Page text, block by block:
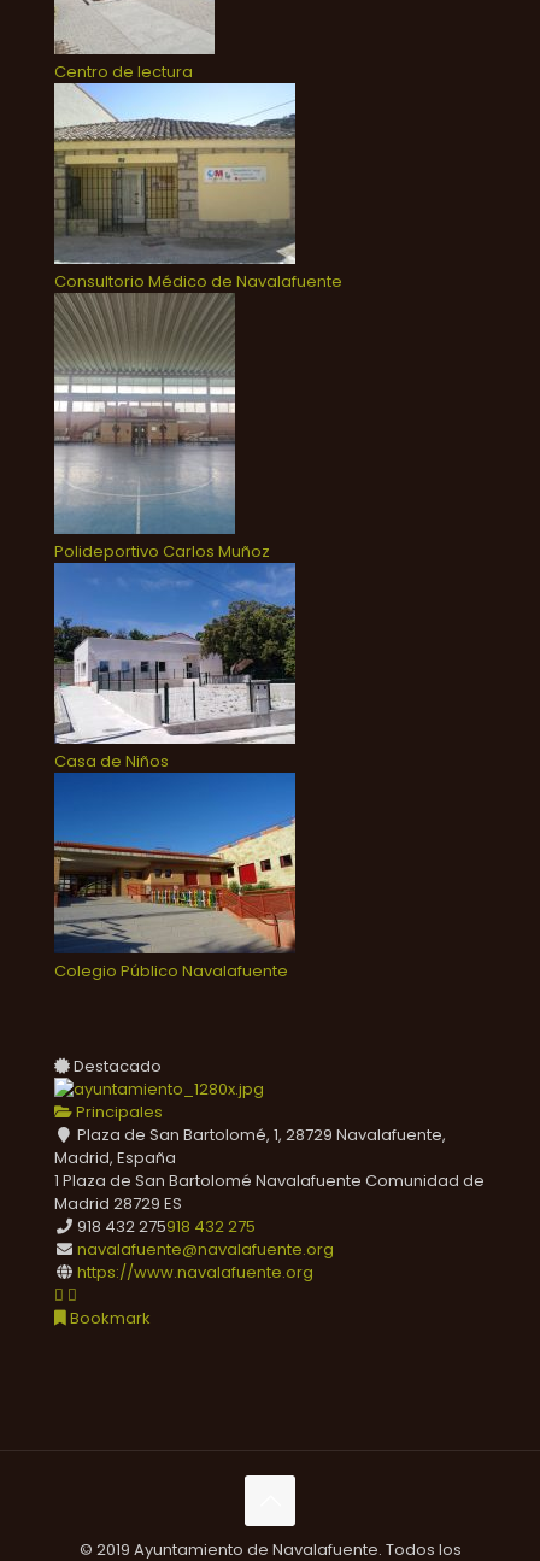
Centro de lectura
Consultorio Médico de Navalafuente
Polideportivo Carlos Muñoz
Casa de Niños
Colegio Público Navalafuente
Destacado
Principales
Plaza de San Bartolomé, 1, 28729 Navalafuente,
Madrid, España
1 Plaza de San Bartolomé Navalafuente Comunidad de
Madrid 28729 ES
918 432 275918 432 275
navalafuente@navalafuente.org
https://www.navalafuente.org
Bookmark
© 2019 Ayuntamiento de Navalafuente. Todos los